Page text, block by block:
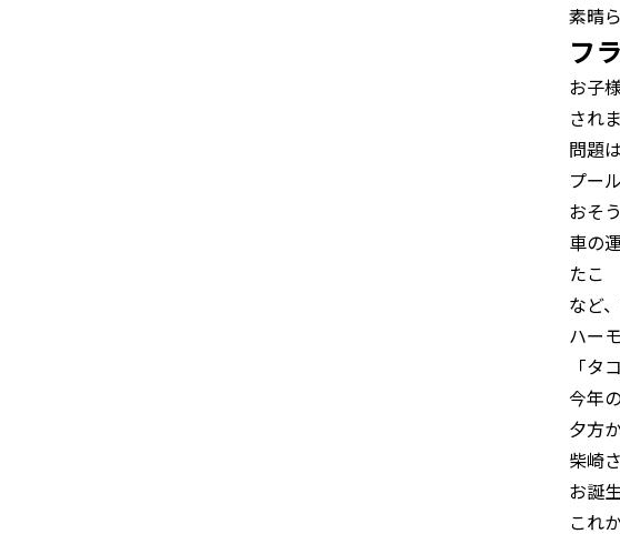
素晴
フ
お子
され
問題は
プール
おそ
車の
たこ
など
ハー
「タ
今年
夕方
柴崎
お誕
これ